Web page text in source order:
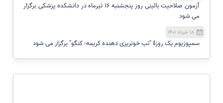
آزمون صلاحیت بالینی روز پنجشنبه ١٦ تیرماه در دانشکده پزشکی برگزار
می شود
۱۸ خرداد ۱۴۰۱
سمپوزیوم یک روزۀ "تب خونریزی دهنده کریمه- کنگو" برگزار می شود